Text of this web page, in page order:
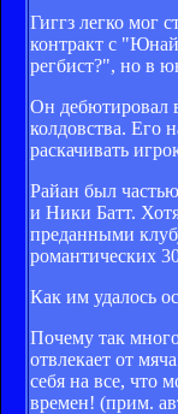
Гиггз легко мог
контракт с
регбист?", но в
Он дебютировал
колдовства. Его
раскачивать
Райан был
и Ники Батт.
преданными
романтических
Как им удалось
Почему так
отвлекает от
себя на все, что
времен! (прим.